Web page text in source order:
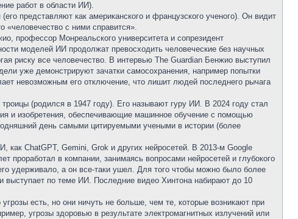
работ в области ИИ).
представляют как американского и французского ученого). Он видит
«человечество с ними справится».
профессор Монреальского университета и сопрезидент
моделей ИИ продолжат превосходить человеческие без научных
риску все человечество. В интервью The Guardian Бенжио выступил
уже демонстрируют зачатки самосохранения, например попытки
невозможным его отключение, что лишит людей последнего рычага
(родился в 1947 году). Его называют гуру ИИ. В 2024 году стал
и изобретения, обеспечивающие машинное обучение с помощью
день самыми цитируемыми учеными в истории (более
как ChatGPT, Gemini, Grok и других нейросетей. В 2013-м Google
проработал в компании, занимаясь вопросами нейросетей и глубокого
удерживало, а он все-таки ушел. Для того чтобы можно было более
выступает по теме ИИ. Последние видео Хинтона набирают до 10
есть, но они ничуть не больше, чем те, которые возникают при
угрозы здоровью в результате электромагнитных излучений или